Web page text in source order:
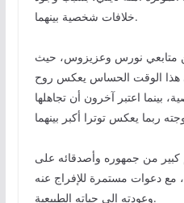
خلافات شخصية بينهما.
متابعي نورس وعزيزوس، حيث
هذا الوقت الحساس يعكس روح
بينما اعتبر آخرون أن تجاهلها
من جمهوره وأصدقائه على
مع دعوات مستمرة للإفراج عنه
وعودته إلى حياته الطبيعية.